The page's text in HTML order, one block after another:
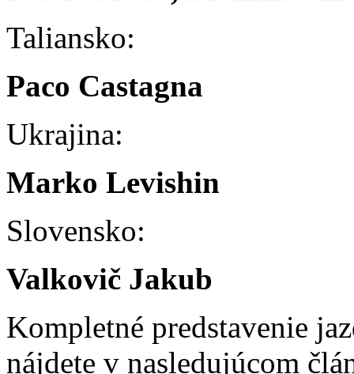
Taliansko:
Paco Castagna
Ukrajina:
Marko Levishin
Slovensko:
Valkovič Jakub
Kompletné predstavenie
nájdete v nasledujúcom